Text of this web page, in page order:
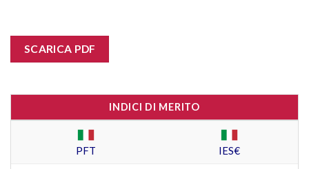
SCARICA PDF
INDICI DI MERITO
PFT IES€